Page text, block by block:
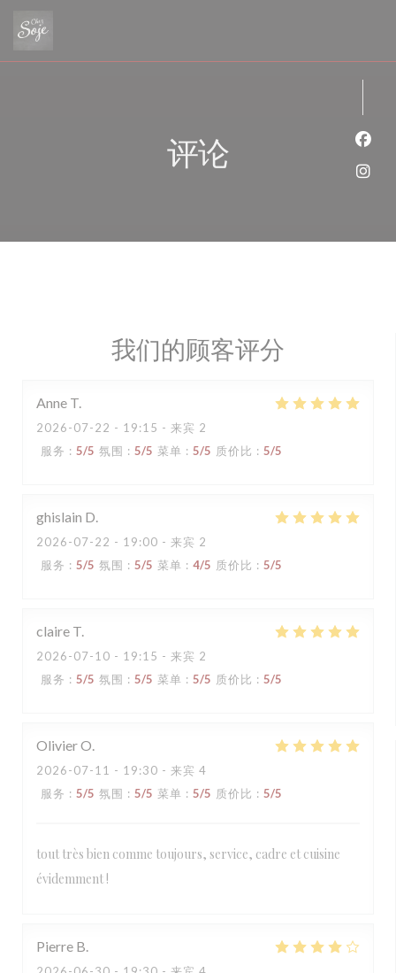
评论
我们的顾客评分
Anne T
2026-07-22 - 19:15 - 来宾 2
服务 : 5/5 氛围 : 5/5 菜单 : 5/5 质价比 : 5/5
ghislain D
2026-07-22 - 19:00 - 来宾 2
服务 : 5/5 氛围 : 5/5 菜单 : 4/5 质价比 : 5/5
claire T
2026-07-10 - 19:15 - 来宾 2
服务 : 5/5 氛围 : 5/5 菜单 : 5/5 质价比 : 5/5
OlivierO
2026-07-11 - 19:30 - 来宾 4
服务 : 5/5 氛围 : 5/5 菜单 : 5/5 质价比 : 5/5
tout très bien comme toujours, service, cadre et cuisine
évidemment !
Pierre B